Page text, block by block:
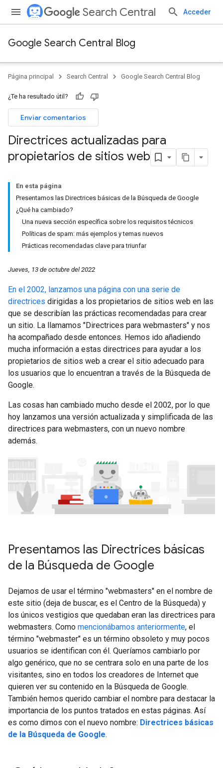
Search Central Acceder
Google Search Central Blog
Página principal Search Central Google Search Central Blog
¿Te ha resultado útil?
Enviar comentarios
Directrices actualizadas para
propietarios de sitios web
En esta página
Presentamos las Directrices básicas de la Búsqueda de Google
¿Qué ha cambiado?
Una nueva sección específica sobre los requisitos técnicos
Políticas de spam: más ejemplos y temas nuevos
Prácticas recomendadas clave para triunfar
Jueves, 13 de octubre del 2022
En el 2002, lanzamos una página con una serie de
directrices dirigidas a los propietarios de sitios web en las
que se describían las prácticas recomendadas para crear
un sitio. La llamamos "Directrices para webmasters" y nos
ha acompañado desde entonces. Hemos ido añadiendo
mucha información a estas directrices para ayudar a los
propietarios de sitios web a crear el sitio adecuado para
los usuarios que lo encuentran a través de la Búsqueda de
Google.
Las cosas han cambiado mucho desde el 2002, por lo que
hoy lanzamos una versión actualizada y simplificada de las
directrices para webmasters, con un nuevo nombre
además.
Presentamos las Directrices básicas
de la Búsqueda de Google
Dejamos de usar el término "webmasters" en el nombre de
este sitio (deja de buscar, es el Centro de la Búsqueda) y
los únicos vestigios que quedaban eran las directrices para
webmasters. Como mencionábamos anteriormente, el
término "webmaster" es un término obsoleto y muy pocos
usuarios se identifican con él. Queríamos cambiarlo por
algo genérico, que no se centrara solo en una parte de los
visitantes, sino en todos los creadores de Internet que
quieren ver su contenido en la Búsqueda de Google.
También hemos querido cambiar el nombre para destacar la
importancia de los puntos tratados en estas páginas. Así
es como dimos con el nuevo nombre: Directrices básicas
de la Búsqueda de Google.